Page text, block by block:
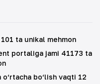
ta unikal mehmon
portaliga jami 41173 ta
o‘rtacha bo‘lish vaqti 12